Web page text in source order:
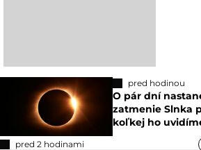
pred hodinou
O pár dní
zatmenie Slnka
koľkej ho
pred 2 hodinami